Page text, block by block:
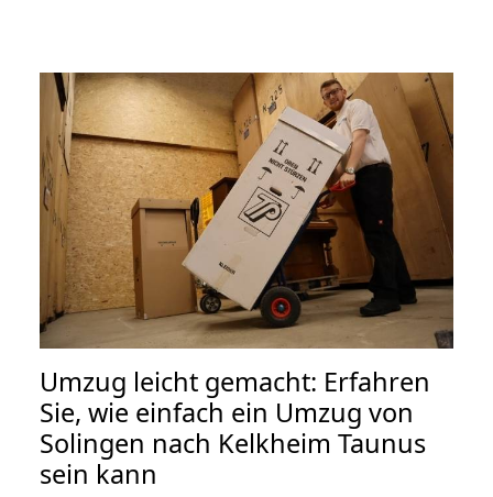
Umzug leicht gemacht: Erfahren
Sie, wie einfach ein Umzug von
Solingen nach Kelkheim Taunus
sein kann